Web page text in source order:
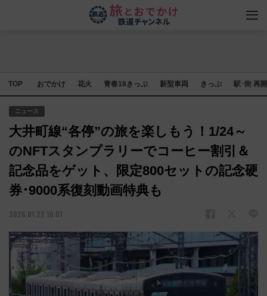
TOP おでかけ 花火 青春18きっぷ 新型車両 きっぷ 駅･街 再
ニュース
大井町線“各停”の旅を楽しもう！1/24～
のNFTスタンプラリーでコーヒー割引＆
記念品をゲット、限定800セットの記念硬
券･9000系復刻動画特典も
2026.01.22 16:01